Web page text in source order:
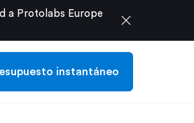
a Protolabs Europe
close
instantáneo